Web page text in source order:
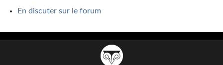
En discuter sur le forum